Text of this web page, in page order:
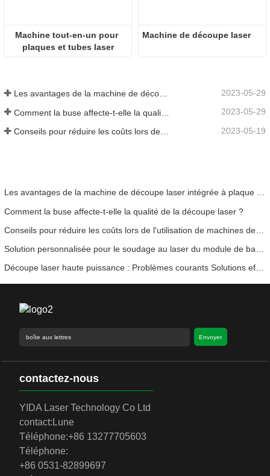
Machine tout-en-un pour
plaques et tubes laser
Machine de découpe laser
Les avantages de la machine de découpe laser intégrée à plaque et tube 2023-05-29
2023-05-29
2023-05-19
Les avantages de la machine de découpe laser intégrée à plaque et tube
Comment la buse affecte-t-elle la qualité de la découpe laser ?
Découpe laser haute puissance : Problèmes courants Solutions efficaces
Envoyer
contactez-nous
YIDA Laser Technology Co Ltd
contact: Lune
Téléphone:+86 13277705603
Téléphone:
+86 0531-82899697